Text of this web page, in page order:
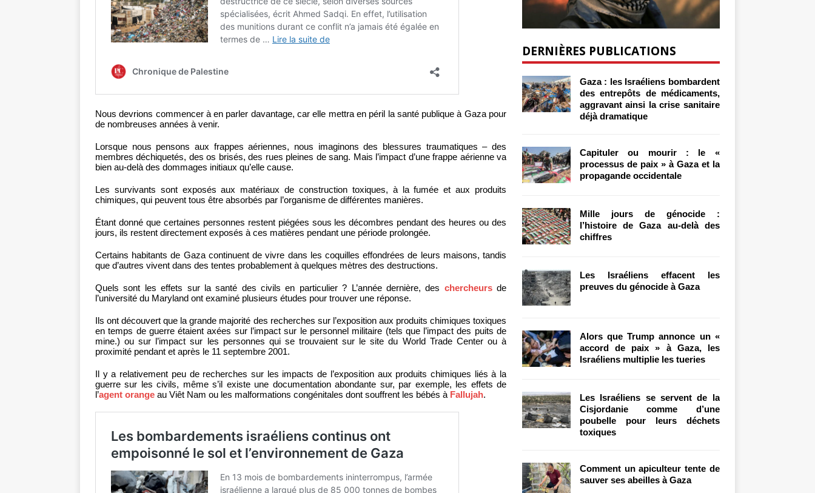
Nous devrions commencer à en parler davantage, car elle mettra en péril la santé publique à Gaza pour
de nombreuses années à venir.
Lorsque nous pensons aux frappes aériennes, nous imaginons des blessures traumatiques – des
membres déchiquetés, des os brisés, des rues pleines de sang. Mais l’impact d’une frappe aérienne va
bien au-delà des dommages initiaux qu’elle cause.
Les survivants sont exposés aux matériaux de construction toxiques, à la fumée et aux produits
chimiques, qui peuvent tous être absorbés par l’organisme de différentes manières.
Étant donné que certaines personnes restent piégées sous les décombres pendant des heures ou des
jours, ils restent directement exposés à ces matières pendant une période prolongée.
Certains habitants de Gaza continuent de vivre dans les coquilles effondrées de leurs maisons, tandis
que d’autres vivent dans des tentes probablement à quelques mètres des destructions.
Quels sont les effets sur la santé des civils en particulier ? L’année dernière, des chercheursde
l’université du Maryland ont examiné plusieurs études pour trouver une réponse.
Ils ont découvert que la grande majorité des recherches sur l’exposition aux produits chimiques toxiques
en temps de guerre étaient axées sur l’impact sur le personnel militaire (tels que l’impact des puits de
mine.) ou sur l’impact sur les personnes qui se trouvaient sur le site du World Trade Center ou à
proximité pendant et après le 11 septembre 2001.
Il y a relativement peu de recherches sur les impacts de l’exposition aux produits chimiques liés à la
guerre sur les civils, même s’il existe une documentation abondante sur, par exemple, les effets de
l’agent orange au Viêt Nam ou les malformations congénitales dont souffrent les bébés à Fallujah.
DERNIÈRES PUBLICATIONS
Gaza : les Israéliens bombardent
des entrepôts de médicaments,
aggravant ainsi la crise sanitaire
déjà dramatique
Capituler ou mourir : le «
processus de paix » à Gaza et la
propagande occidentale
Mille jours de génocide :
l’histoire de Gaza au-delà des
chiffres
Les Israéliens effacent les
preuves du génocide à Gaza
Alors que Trump annonce un «
accord de paix » à Gaza, les
Israéliens multiplie les tueries
Les Israéliens se servent de la
Cisjordanie comme d’une
poubelle pour leurs déchets
toxiques
Comment un apiculteur tente de
sauver ses abeilles à Gaza